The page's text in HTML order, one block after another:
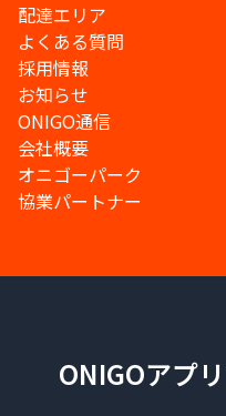
配達エリア
よくある質問
採用情報
お知らせ
ONIGO通信
会社概要
オニゴーパーク
協業パートナー
ONIGOアプ